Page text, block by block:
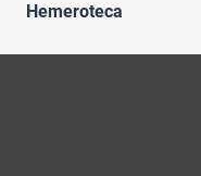
Hemeroteca